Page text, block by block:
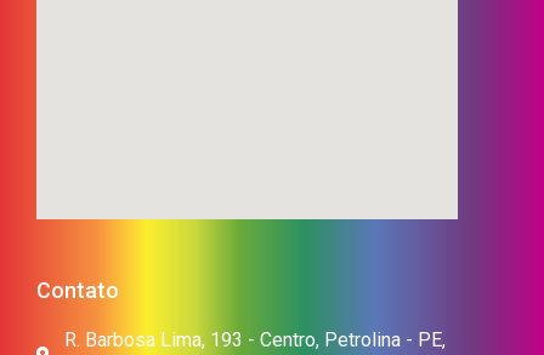
Contato
R. Barbosa Lima, 193 - Centro, Petrolina - PE,